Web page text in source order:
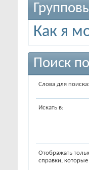
Как я
Поиск
Слова для поиска:
Искать в:
Отображать
справки,